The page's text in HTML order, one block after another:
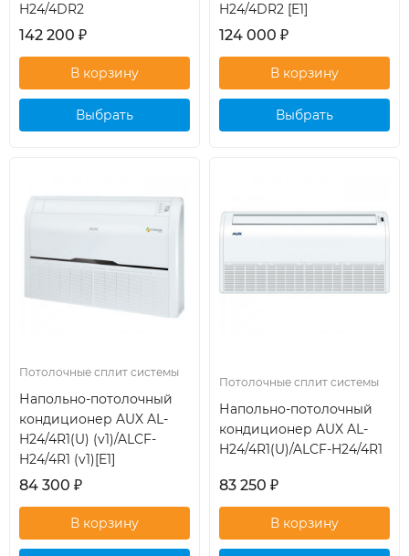
H24/4DR2
142 200 ₽
Выбрать
H24/4DR2 [E1]
124 000 ₽
Выбрать
Потолочные сплит системы
Напольно-потолочный
кондиционер AUX AL-
H24/4R1(U) (v1)/ALCF-
H24/4R1 (v1)[E1]
84 300 ₽
Потолочные сплит системы
Напольно-потолочный
кондиционер AUX AL-
H24/4R1(U)/ALCF-H24/4R1
83 250 ₽